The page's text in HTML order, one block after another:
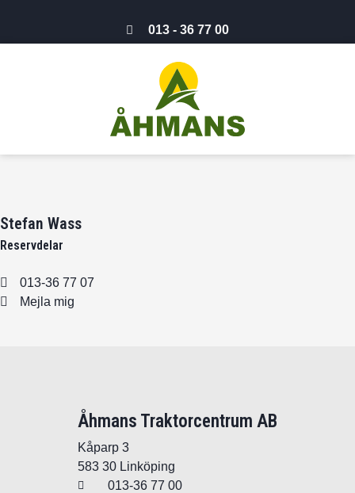
013 - 36 77 00
Stefan Wass
Reservdelar
013-36 77 07
Mejla mig
Åhmans Traktorcentrum AB
Kåparp 3
583 30 Linköping
013-36 77 00